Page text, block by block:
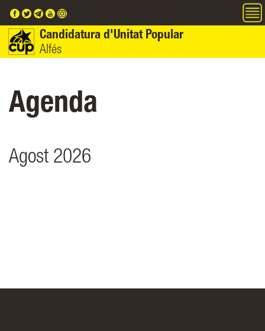
Candidatura d'Unitat Popular
Alfés
Agenda
Agost 2026